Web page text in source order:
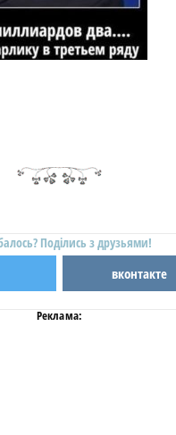
Поділись з друзьями!
вконтакте
Реклама: